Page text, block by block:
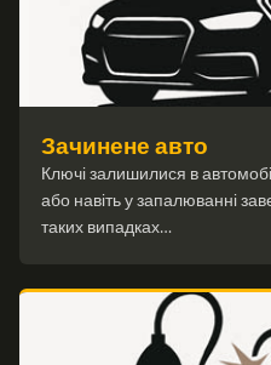
Зачинене авто
Ключі залишилися в
або навіть у запалюванні
таких випадках…